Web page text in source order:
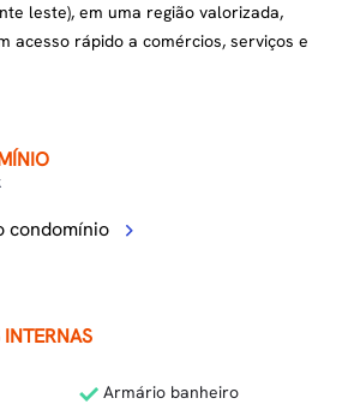
leste), em uma região valorizada,
acesso rápido a comércios, serviços e
condomínio
Armário banheiro